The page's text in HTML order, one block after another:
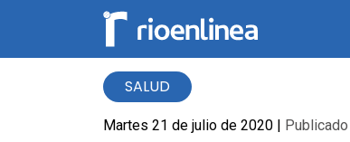
SALUD
Martes 21 de julio de 2020 |